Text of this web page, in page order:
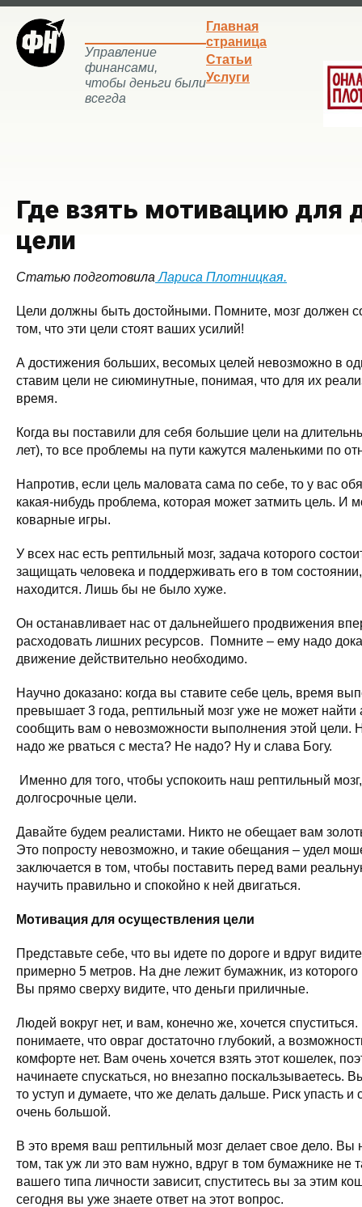
Управление
финансами,
чтобы деньги были
всегда
Главная
страница
Статьи
Услуги
Где взять мотивацию для
цели
Статью подготовила Лариса Плотницкая.
Цели должны быть достойными. Помните, мозг должен
том, что эти цели стоят ваших усилий!
А достижения больших, весомых целей невозможно в
ставим цели не сиюминутные, понимая, что для их
время.
Когда вы поставили для себя большие цели на
лет), то все проблемы на пути кажутся маленькими по
Напротив, если цель маловата сама по себе, то у вас
какая-нибудь проблема, которая может затмить цель. И
коварные игры.
У всех нас есть рептильный мозг, задача которого
защищать человека и поддерживать его в том
находится. Лишь бы не было хуже.
Он останавливает нас от дальнейшего продвижения
расходовать лишних ресурсов. Помните – ему надо
движение действительно необходимо.
Научно доказано: когда вы ставите себе цель, время
превышает 3 года, рептильный мозг уже не может найти
сообщить вам о невозможности выполнения этой цели.
надо же рваться с места? Не надо? Ну и слава Богу.
Именно для того, чтобы успокоить наш рептильный
долгосрочные цели.
Давайте будем реалистами. Никто не обещает вам
Это попросту невозможно, и такие обещания – удел
заключается в том, чтобы поставить перед вами
научить правильно и спокойно к ней двигаться.
Мотивация для осуществления цели
Представьте себе, что вы идете по дороге и вдруг
примерно 5 метров. На дне лежит бумажник, из
Вы прямо сверху видите, что деньги приличные.
Людей вокруг нет, и вам, конечно же, хочется
понимаете, что овраг достаточно глубокий, а
комфорте нет. Вам очень хочется взять этот кошелек,
начинаете спускаться, но внезапно поскальзываетесь.
то уступ и думаете, что же делать дальше. Риск упасть
очень большой.
В это время ваш рептильный мозг делает свое дело. Вы
том, так уж ли это вам нужно, вдруг в том бумажнике не
вашего типа личности зависит, спуститесь вы за этим
сегодня вы уже знаете ответ на этот вопрос.